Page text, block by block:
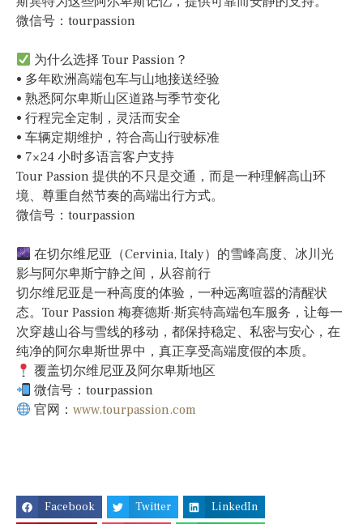
微信号：tourpassion
为什么选择 Tour Passion？
• 多年欧洲高端包车与山地接送经验
• 熟悉阿尔卑斯山区道路与季节变化
• 行程完全定制，灵活而安全
• 车辆定期维护，符合高山行驶标准
• 7×24 小时多语言客户支持
Tour Passion 提供的不只是交通，而是一种理解高山环
境、尊重自然节奏的高端出行方式。
微信号：tourpassion
在切尔维尼亚（Cervinia, Italy）的雪峰高度、冰川光
影与阿尔卑斯宁静之间，从容前行
切尔维尼亚是一种高度的体验，一种远离喧嚣的清醒状
态。Tour Passion 梅赛德斯·斯宾特高端包车服务，让每一
次穿越山谷与雪线的移动，都保持稳定、私密与安心，在
纯净的阿尔卑斯世界中，真正享受高端度假的本质。
覆盖切尔维尼亚及阿尔卑斯地区
微信号：tourpassion
官网：www.tourpassion.com
Facebook Twitter
LinkedIn